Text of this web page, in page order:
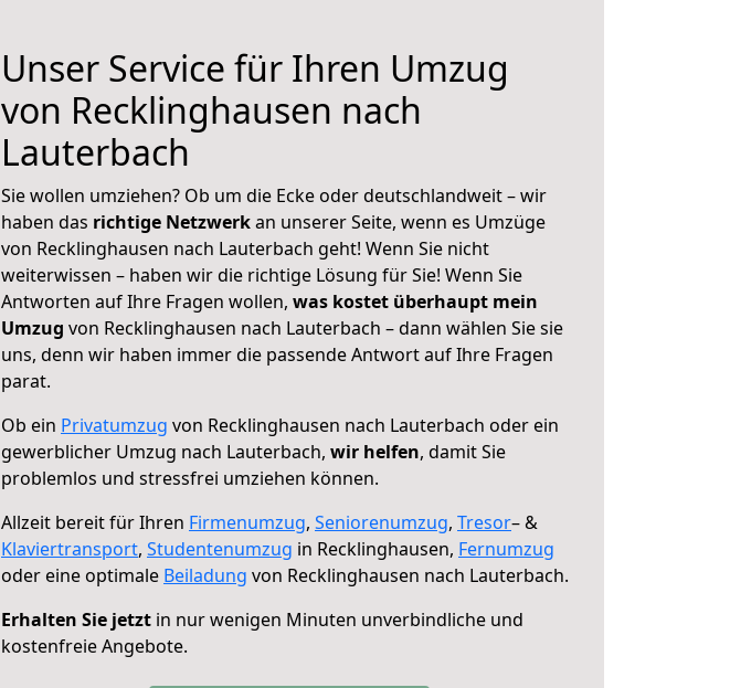
Unser Service für Ihren Umzug
von Recklinghausen nach
Lauterbach
Sie wollen umziehen? Ob um die Ecke oder deutschlandweit – wir
haben das richtige Netzwerkan unserer Seite, wenn es Umzüge
von Recklinghausen nach Lauterbach geht! Wenn Sie nicht
weiterwissen – haben wir die richtige Lösung für Sie! Wenn Sie
Antworten auf Ihre Fragen wollen, was kostet überhaupt mein
Umzug von Recklinghausen nach Lauterbach – dann wählen Sie sie
uns, denn wir haben immer die passende Antwort auf Ihre Fragen
parat.
Ob ein Privatumzug von Recklinghausen nach Lauterbach oder ein
gewerblicher Umzug nach Lauterbach, wir helfen, damit Sie
problemlos und stressfrei umziehen können.
Allzeit bereit für Ihren Firmenumzug, Seniorenumzug, Tresor– &
Klaviertransport, Studentenumzug in Recklinghausen, Fernumzug
oder eine optimale Beiladung von Recklinghausen nach Lauterbach.
Erhalten Sie jetzt in nur wenigen Minuten unverbindliche und
kostenfreie Angebote.